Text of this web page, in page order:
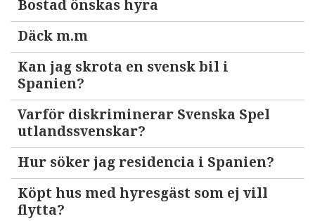
Bostad önskas hyra
Däck m.m
Kan jag skrota en svensk bil i
Spanien?
Varför diskriminerar Svenska Spel
utlandssvenskar?
Hur söker jag residencia i Spanien?
Köpt hus med hyresgäst som ej vill
flytta?